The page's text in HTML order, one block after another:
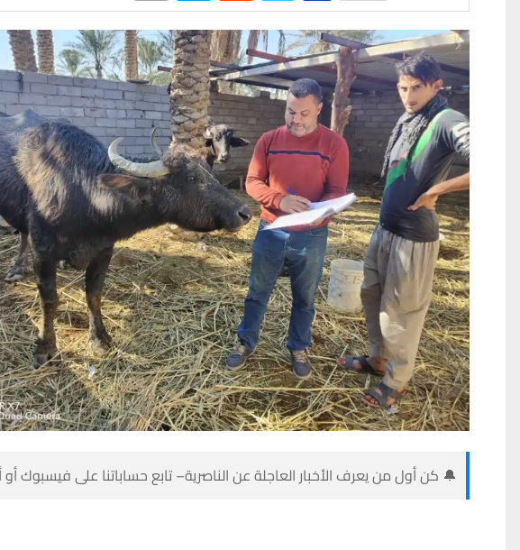
🔔 كن أول من يعرف الأخبار العاجلة عن الناصرية– تابع حساباتنا على فيسبوك